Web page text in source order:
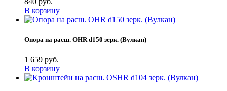
В корзину
Опора на расш. OHR d150 зерк. (Вулкан)
1 659 руб.
В корзину